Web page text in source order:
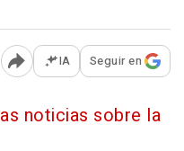
Abrir opciones para
IA Seguir en
noticias sobre la